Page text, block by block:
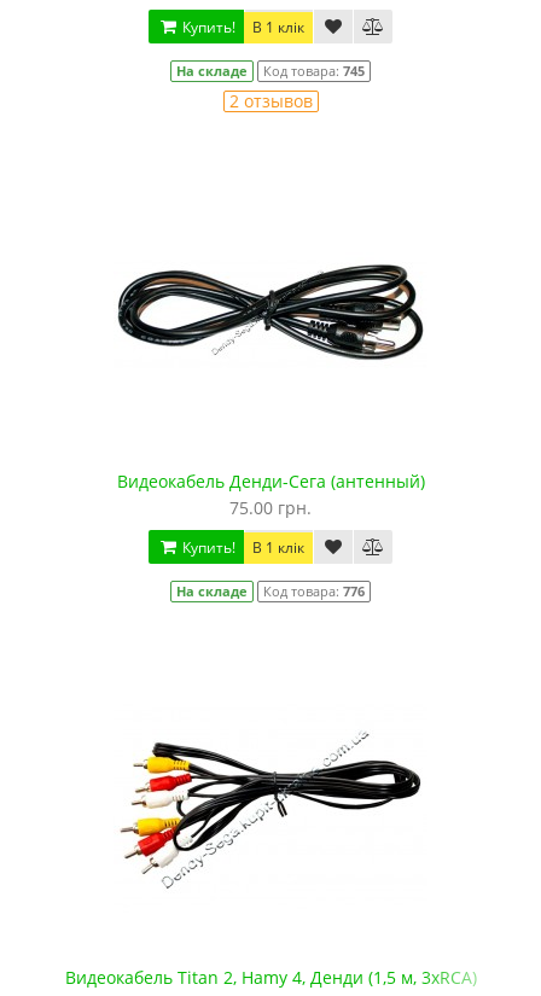
Купить! В 1 клік
На складе Код товара: 745
2 отзывов
Видеокабель Денди-Сега (антенный)
75.00 грн.
Купить! В 1 клік
На складе Код товара: 776
Видеокабель Titan 2, Hamy 4, Денди (1,5 м, 3хRCA)